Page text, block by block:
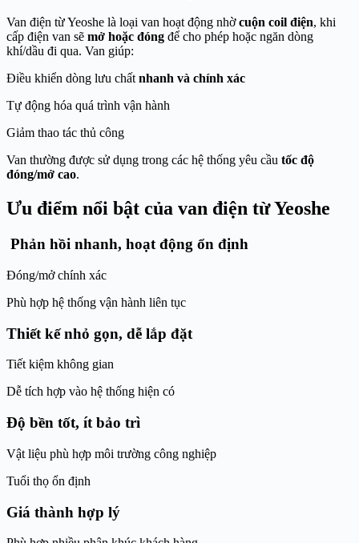
Van điện từ Yeoshe là loại van hoạt động nhờcuộn coil điện, khi
cấp điện van sẽ mở hoặc đóng để cho phép hoặc ngăn dòng
khí/dầu đi qua. Van giúp:
Điều khiển dòng lưu chấtnhanh và chính xác
Tự động hóa quá trình vận hành
Giảm thao tác thủ công
Van thường được sử dụng trong các hệ thống yêu cầu tốc độ
đóng/mở cao.
Ưu điểm nổi bật của van điện từ Yeoshe
Phản hồi nhanh, hoạt động ổn định
Đóng/mở chính xác
Phù hợp hệ thống vận hành liên tục
Thiết kế nhỏ gọn, dễ lắp đặt
Tiết kiệm không gian
Dễ tích hợp vào hệ thống hiện có
Độ bền tốt, ít bảo trì
Vật liệu phù hợp môi trường công nghiệp
Tuổi thọ ổn định
Giá thành hợp lý